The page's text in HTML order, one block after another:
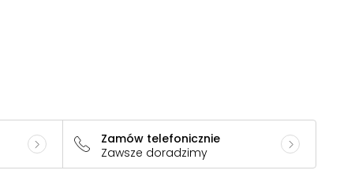
Zamów telefonicznie
Zawsze doradzimy